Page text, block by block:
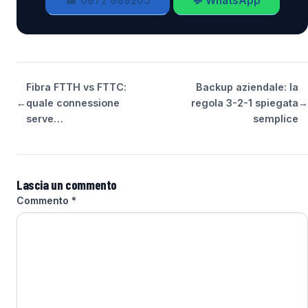
←
Fibra FTTH vs FTTC:
quale connessione
serve…
Backup aziendale: la
regola 3-2-1 spiegata
semplice
→
Lascia un commento
Commento *